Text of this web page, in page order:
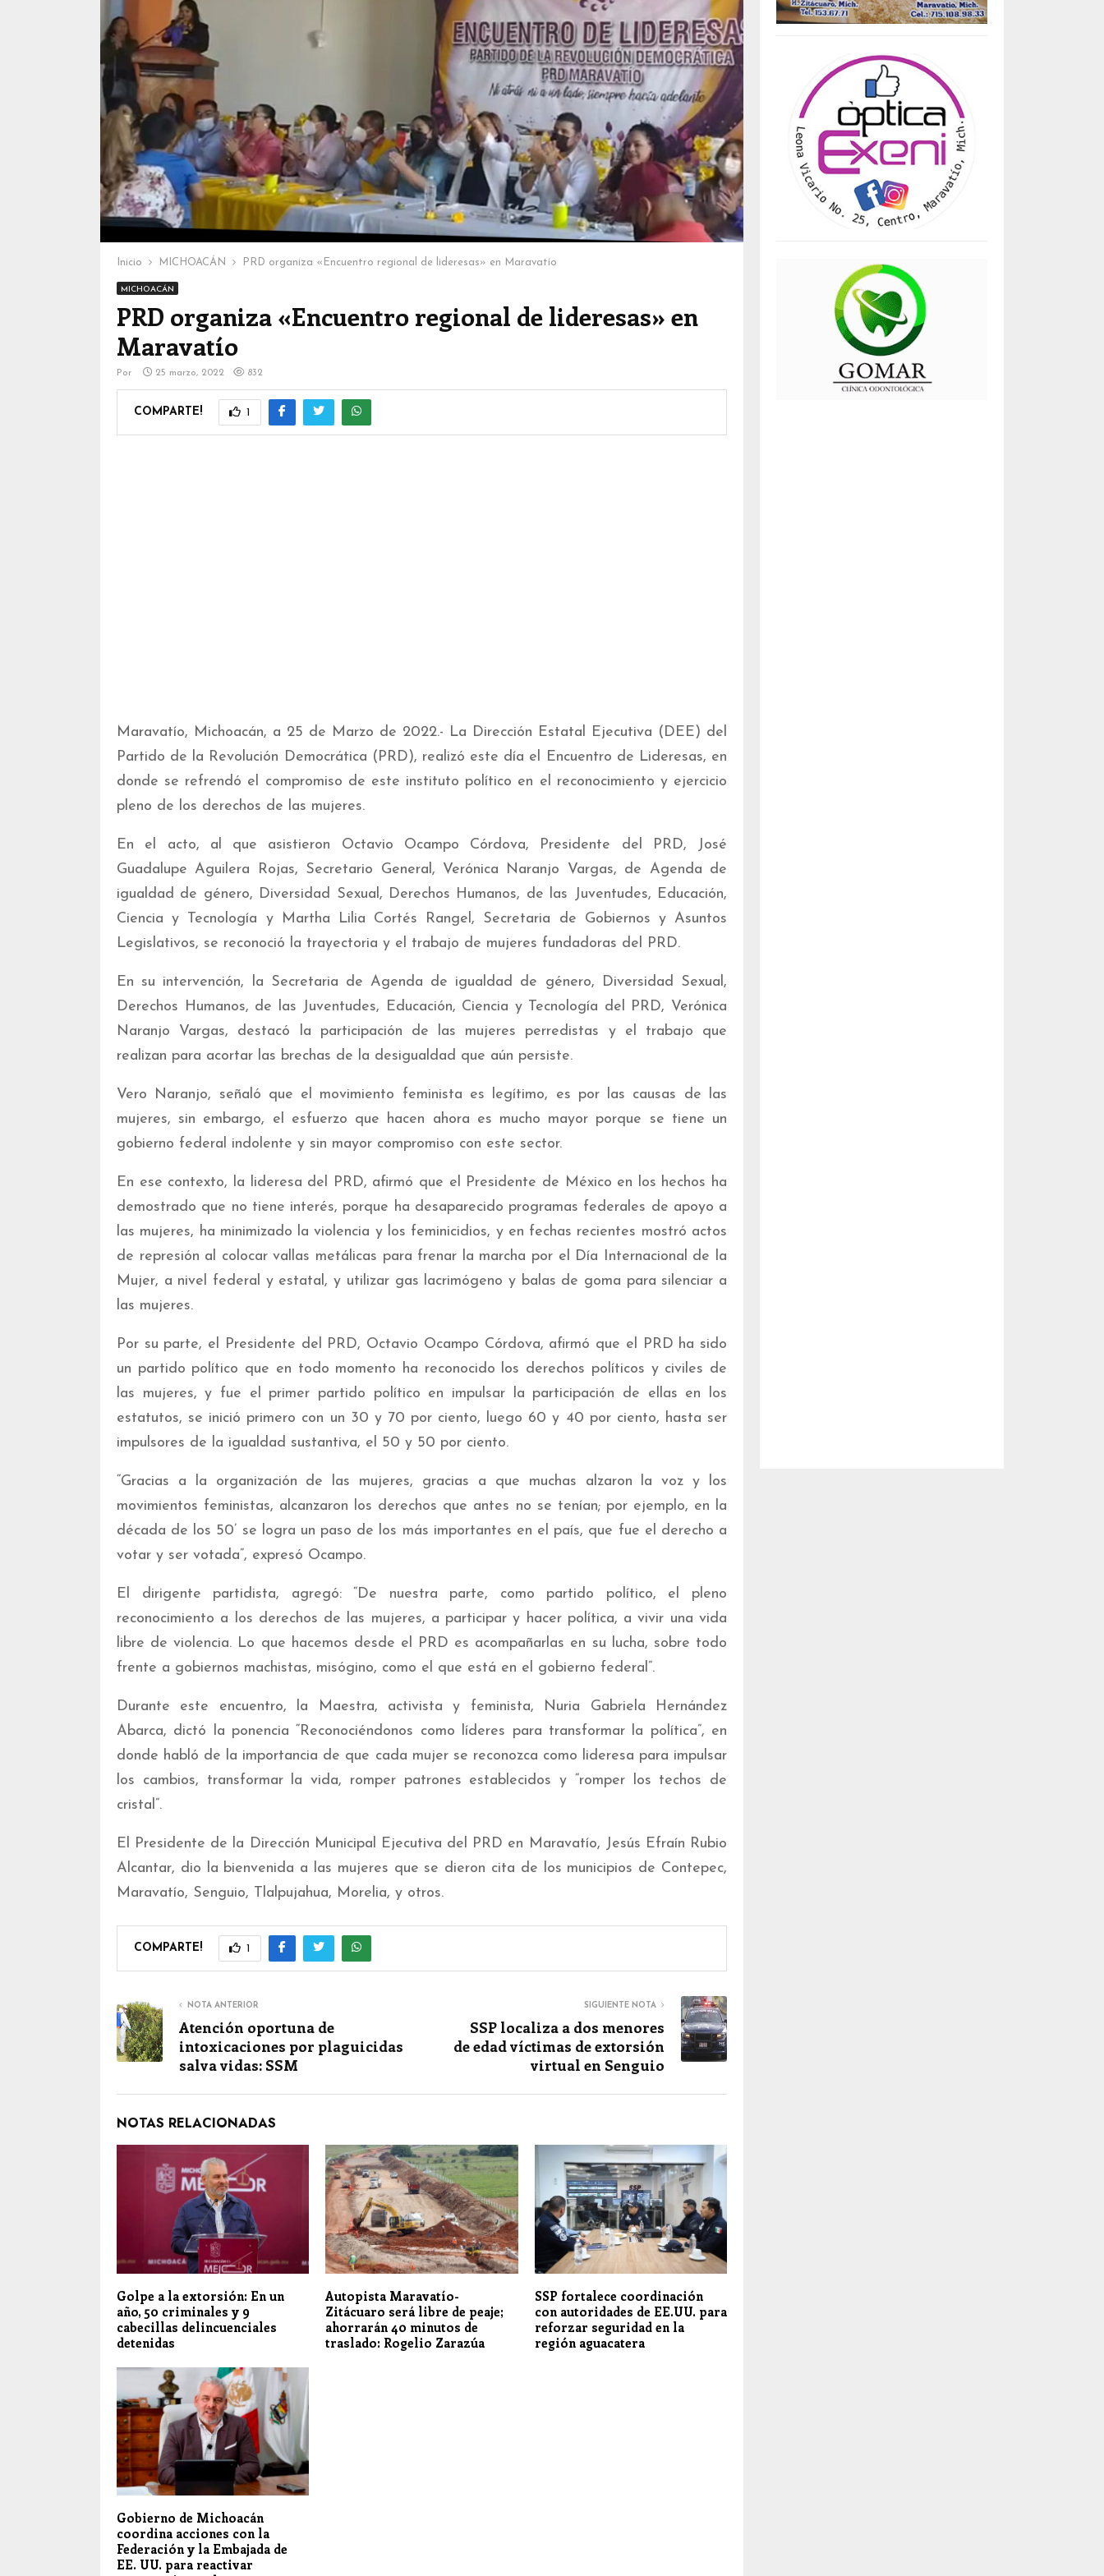
Inicio MICHOACÁN PRD organiza «Encuentro regional de lideresas» en Maravatío
MICHOACÁN
PRD organiza «Encuentro regional de lideresas» en
Maravatío
Por 25 marzo, 2022 832
COMPARTE! 1
Maravatío, Michoacán, a 25 de Marzo de 2022.- La Dirección Estatal Ejecutiva (DEE) del
Partido de la Revolución Democrática (PRD), realizó este día el Encuentro de Lideresas, en
donde se refrendó el compromiso de este instituto político en el reconocimiento y ejercicio
pleno de los derechos de las mujeres.
En el acto, al que asistieron Octavio Ocampo Córdova, Presidente del PRD, José
Guadalupe Aguilera Rojas, Secretario General, Verónica Naranjo Vargas, de Agenda de
igualdad de género, Diversidad Sexual, Derechos Humanos, de las Juventudes, Educación,
Ciencia y Tecnología y Martha Lilia Cortés Rangel, Secretaria de Gobiernos y Asuntos
Legislativos, se reconoció la trayectoria y el trabajo de mujeres fundadoras del PRD.
En su intervención, la Secretaria de Agenda de igualdad de género, Diversidad Sexual,
Derechos Humanos, de las Juventudes, Educación, Ciencia y Tecnología del PRD, Verónica
Naranjo Vargas, destacó la participación de las mujeres perredistas y el trabajo que
realizan para acortar las brechas de la desigualdad que aún persiste.
Vero Naranjo, señaló que el movimiento feminista es legítimo, es por las causas de las
mujeres, sin embargo, el esfuerzo que hacen ahora es mucho mayor porque se tiene un
gobierno federal indolente y sin mayor compromiso con este sector.
En ese contexto, la lideresa del PRD, afirmó que el Presidente de México en los hechos ha
demostrado que no tiene interés, porque ha desaparecido programas federales de apoyo a
las mujeres, ha minimizado la violencia y los feminicidios, y en fechas recientes mostró actos
de represión al colocar vallas metálicas para frenar la marcha por el Día Internacional de la
Mujer, a nivel federal y estatal, y utilizar gas lacrimógeno y balas de goma para silenciar a
las mujeres.
Por su parte, el Presidente del PRD, Octavio Ocampo Córdova, afirmó que el PRD ha sido
un partido político que en todo momento ha reconocido los derechos políticos y civiles de
las mujeres, y fue el primer partido político en impulsar la participación de ellas en los
estatutos, se inició primero con un 30 y 70 por ciento, luego 60 y 40 por ciento, hasta ser
impulsores de la igualdad sustantiva, el 50 y 50 por ciento.
“Gracias a la organización de las mujeres, gracias a que muchas alzaron la voz y los
movimientos feministas, alcanzaron los derechos que antes no se tenían; por ejemplo, en la
década de los 50’ se logra un paso de los más importantes en el país, que fue el derecho a
votar y ser votada”, expresó Ocampo.
El dirigente partidista, agregó: “De nuestra parte, como partido político, el pleno
reconocimiento a los derechos de las mujeres, a participar y hacer política, a vivir una vida
libre de violencia. Lo que hacemos desde el PRD es acompañarlas en su lucha, sobre todo
frente a gobiernos machistas, misógino, como el que está en el gobierno federal”.
Durante este encuentro, la Maestra, activista y feminista, Nuria Gabriela Hernández
Abarca, dictó la ponencia “Reconociéndonos como líderes para transformar la política”, en
donde habló de la importancia de que cada mujer se reconozca como lideresa para impulsar
los cambios, transformar la vida, romper patrones establecidos y “romper los techos de
cristal”.
El Presidente de la Dirección Municipal Ejecutiva del PRD en Maravatío, Jesús Efraín Rubio
Alcantar, dio la bienvenida a las mujeres que se dieron cita de los municipios de Contepec,
Maravatío, Senguio, Tlalpujahua, Morelia, y otros.
COMPARTE! 1
NOTA ANTERIOR
Atención oportuna de
intoxicaciones por plaguicidas
salva vidas: SSM
SIGUIENTE NOTA
SSP localiza a dos menores
de edad víctimas de extorsión
virtual en Senguio
NOTAS RELACIONADAS
Golpe a la extorsión: En un
año, 50 criminales y 9
cabecillas delincuenciales
detenidas
Autopista Maravatío-
Zitácuaro será libre de peaje;
ahorrarán 40 minutos de
traslado: Rogelio Zarazúa
SSP fortalece coordinación
con autoridades de EE.UU. para
reforzar seguridad en la
región aguacatera
Gobierno de Michoacán
coordina acciones con la
Federación y la Embajada de
EE. UU. para reactivar